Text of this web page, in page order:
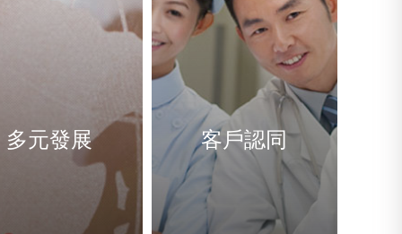
多元發展 客戶認同